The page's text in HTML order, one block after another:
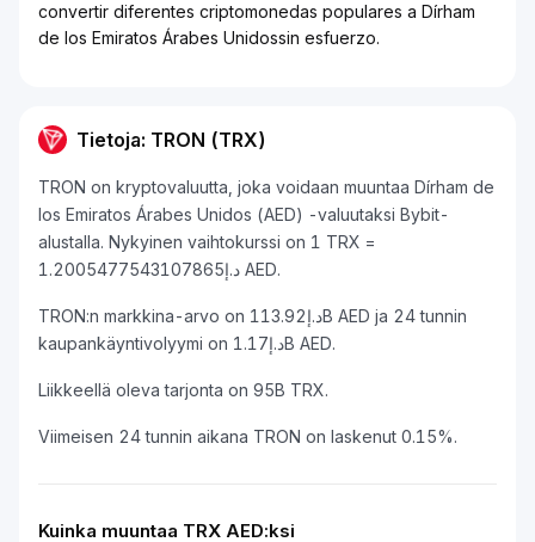
convertir diferentes criptomonedas populares a Dírham
de los Emiratos Árabes Unidossin esfuerzo.
Tietoja: TRON (TRX)
TRON on kryptovaluutta, joka voidaan muuntaa Dírham de
los Emiratos Árabes Unidos (AED) -valuutaksi Bybit-
alustalla. Nykyinen vaihtokurssi on 1 TRX =
د.إ1.2005477543107865 AED.
TRON:n markkina-arvo on د.إ113.92B AED ja 24 tunnin
kaupankäyntivolyymi on د.إ1.17B AED.
Liikkeellä oleva tarjonta on 95B TRX.
Viimeisen 24 tunnin aikana TRON on laskenut 0.15%.
Kuinka muuntaa TRX AED:ksi